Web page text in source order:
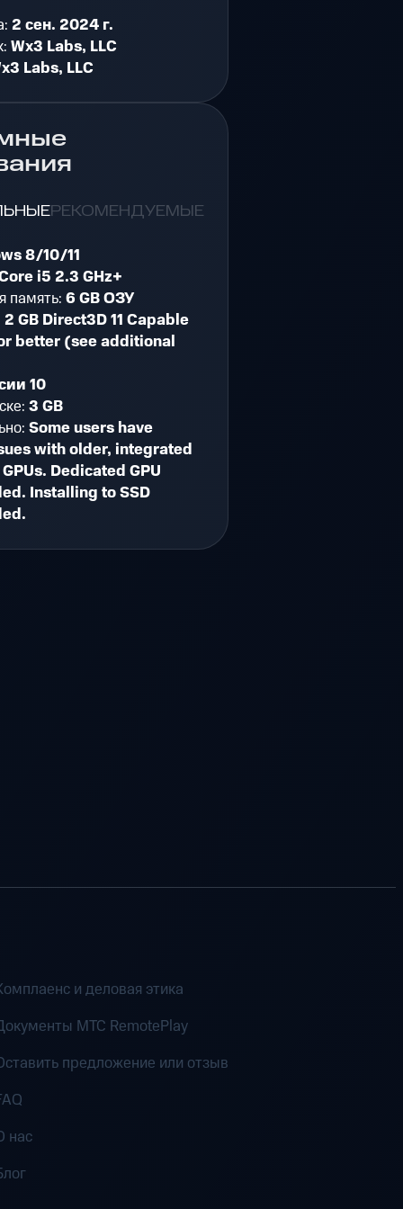
2 сен. 2024 г.
Wx3 Labs, LLC
Labs, LLC
РЕКОМЕНДУЕМЫЕ
8/10/11
i5 2.3 GHz+
память:6 GB ОЗУ
2 GB Direct3D 11 Capable
better (see additional
10
3 GB
Some users have
with older, integrated
Dedicated GPU
Installing to SSD
и деловая этика
MTC RemotePlay
предложение или отзыв
нас